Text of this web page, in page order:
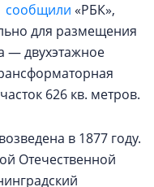
сообщили «РБК»,
для размещения
— двухэтажное
626 кв. метров.
в 1877 году.
Отечественной